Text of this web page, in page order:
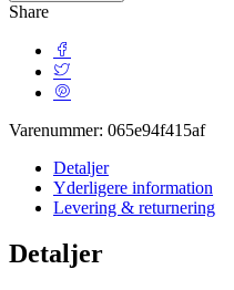
Share
Varenummer: 065e94f415af
Detaljer
Yderligere information
Levering & returnering
Detaljer